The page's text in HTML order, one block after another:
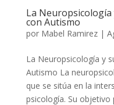
La
con Autismo
por Mabel Ramirez|
La Neuropsicología y
Autismo La
que se sitúa en la
psicología. Su objetivo